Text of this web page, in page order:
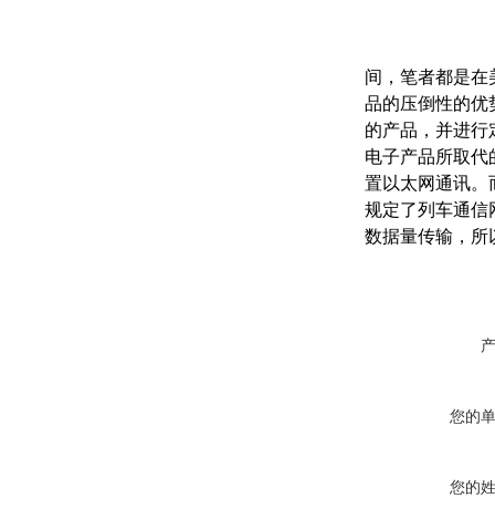
间，笔者都是
品的压倒性的优
的产品，并进行
电子产品所取代
置以太网通讯。
规定了列车通信
数据量传输，所
您的
您的